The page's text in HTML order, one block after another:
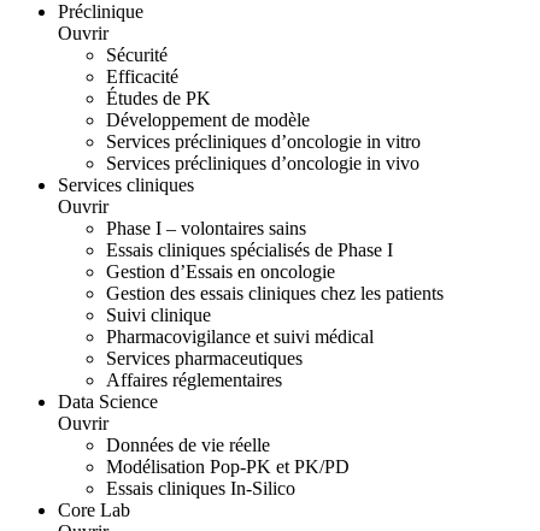
Préclinique
Ouvrir
Sécurité
Efficacité
Études de PK
Développement de modèle
Services précliniques d’oncologie in vitro
Services précliniques d’oncologie in vivo
Services cliniques
Ouvrir
Phase I – volontaires sains
Essais cliniques spécialisés de Phase I
Gestion d’Essais en oncologie
Gestion des essais cliniques chez les patients
Suivi clinique
Pharmacovigilance et suivi médical
Services pharmaceutiques
Affaires réglementaires
Data Science
Ouvrir
Données de vie réelle
Modélisation Pop-PK et PK/PD
Essais cliniques In-Silico
Core Lab